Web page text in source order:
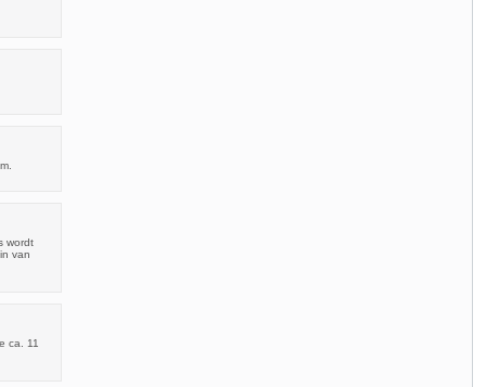
wordt
van
ca. 11